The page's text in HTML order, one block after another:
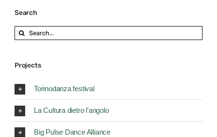
Search
Search
for:
Projects
Torinodanza festival
La Cultura dietro l'angolo
Big Pulse Dance Alliance